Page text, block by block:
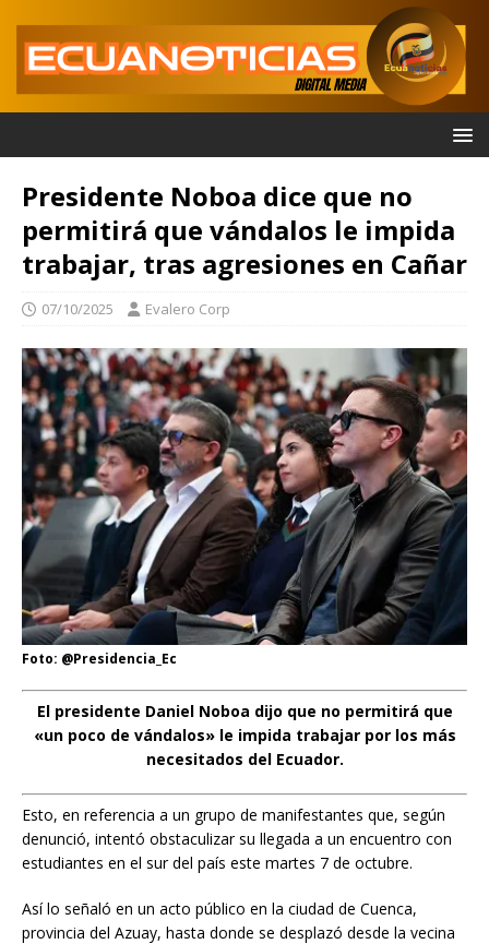
Presidente Noboa dice que no
permitirá que vándalos le impida
trabajar, tras agresiones en Cañar
07/10/2025 Evalero Corp
Foto: @Presidencia_Ec
El presidente Daniel Noboa dijo que no permitirá que
«un poco de vándalos» le impida trabajar por los más
necesitados del Ecuador.
Esto, en referencia a un grupo de manifestantes que, según
denunció, intentó obstaculizar su llegada a un encuentro con
estudiantes en el sur del país este martes 7 de octubre.
Así lo señaló en un acto público en la ciudad de Cuenca,
provincia del Azuay, hasta donde se desplazó desde la vecina